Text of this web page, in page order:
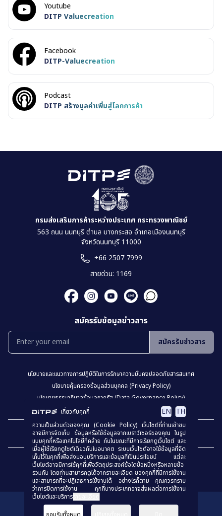
Youtube
DITP Valuecreation
Facebook
DITP-Valuecreation
Podcast
DITP สร้างมูลค่าเพิ่มสู่โลกการค้า
เกี่ยวกับคุกกี้ EN TH
ความเป็นส่วนตัวของคุณ (Cookie Policy) เว็บไซต์ที่ท่านเข้าชม
อาจมีการจัดเก็บ ข้อมูลหรือใช้ข้อมูลจากเบราว์เซอร์ของคุณ ในรูป
แบบคุกกี้หรือเทคโนโลยีที่คล้าย กันในขณะที่มีการเรียกดูเว็บไซต์ และ
เมื่อผู้ใช้เรียกดูไซต์เดียวกันในอนาคต ระบบเว็บไซต์อาจใช้ข้อมูลที่จัด
เก็บไว้ในคุกกี้เพื่อส่งมอบบริการและข้อมูลที่เป็นประโยชน์ แต่ละ
เว็บไซต์อาจมีการใช้คุกกี้เพื่อวัตถุประสงค์ข้อใดข้อหนึ่งหรือหลายข้อ
รวมกัน โดยท่านสามารถดูได้จากรายละเอียด ของคุกกี้ที่มีการใช้งาน
และสามารถที่จะปฏิเสธการใช้งานได้ อย่างไรก็ตาม คุณควรทราบ
ว่าการปิดการใช้งาน คุกกี้บางประเภทอาจส่งผลต่อการใช้งาน
เว็บไซต์และบริการ
กรมส่งเสริมการค้าระหว่างประเทศ กระทรวงพาณิชย์
563 ถนน นนทบุรี ตำบล บางกระสอ อำเภอเมืองนนทบุรี
จังหวัดนนทบุรี 11000
+66 2507 7999
สายด่วน: 1169
สมัครรับข้อมูลข่าวสาร
สมัครรับข่าวสาร
นโยบายเเละเเนวทางการปฎิบัติในการรักษาความมั่นคงปลอดภัยสารสนเทศ
นโยบายคุ้มครองข้อมูลส่วนบุคคล (Privacy Policy)
นโยบายธรรมาภิบาลข้อมูลภาครัฐ (Data Governance Policy)
นโยบายเว็บไซต์ (Website Policy)
การปฏิเสธความรับผิด (Disclaimer)
เเผงผังเว็บไซต์
สงวนลิขสิทธิ์© 2023กรมส่งเสริมการค้าระหว่างประเทศ